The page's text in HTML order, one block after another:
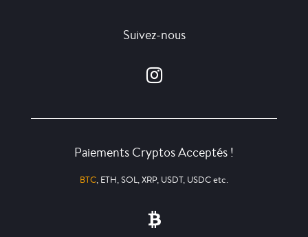
Suivez-nous
Paiements Cryptos Acceptés !
BTC, ETH, SOL, XRP, USDT, USDC etc.